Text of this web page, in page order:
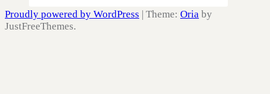
Proudly powered by WordPress | Theme: Oria by
JustFreeThemes.